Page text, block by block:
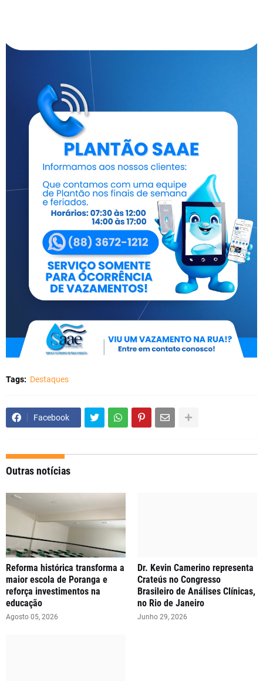
Tags: Destaques
Facebook
Outras notícias
Reforma histórica transforma a
maior escola de Poranga e
reforça investimentos na
educação
Agosto 05, 2026
Dr. Kevin Camerino representa
Crateús no Congresso
Brasileiro de Análises Clínicas,
no Rio de Janeiro
Junho 29, 2026